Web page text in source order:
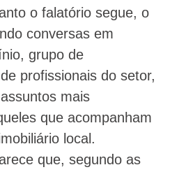
o falatório segue, o
conversas em
grupo de
profissionais do setor,
mais
que acompanham
local.
que, segundo as